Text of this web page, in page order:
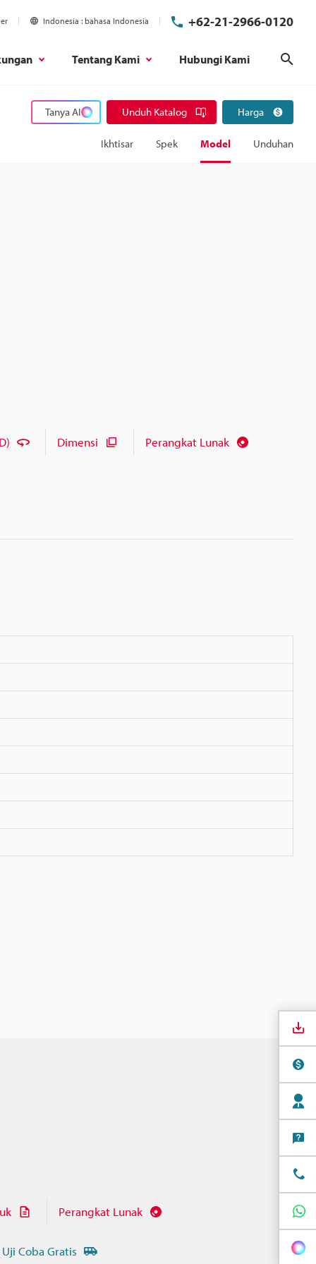
Indonesia bahasa Indonesia +62-21-2966-0120
Tentang Kami Hubungi Kami
Tanya AI Unduh Katalog Harga
Ikhtisar Spek Model Unduhan
Dimensi Perangkat Lunak
Perangkat Lunak
Coba Gratis